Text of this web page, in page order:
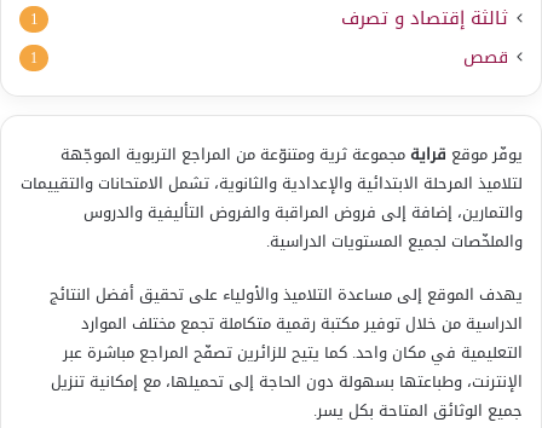
ثالثة إقتصاد و تصرف 1
قصص 1
يوفّر موقع قرايةمجموعة ثرية ومتنوّعة من المراجع التربوية الموجّهة
لتلاميذ المرحلة الابتدائية والإعدادية والثانوية، تشمل الامتحانات والتقييمات
والتمارين، إضافة إلى فروض المراقبة والفروض التأليفية والدروس
والملخّصات لجميع المستويات الدراسية.
يهدف الموقع إلى مساعدة التلاميذ والأولياء على تحقيق أفضل النتائج
الدراسية من خلال توفير مكتبة رقمية متكاملة تجمع مختلف الموارد
التعليمية في مكان واحد. كما يتيح للزائرين تصفّح المراجع مباشرة عبر
الإنترنت، وطباعتها بسهولة دون الحاجة إلى تحميلها، مع إمكانية تنزيل
جميع الوثائق المتاحة بكل يسر.